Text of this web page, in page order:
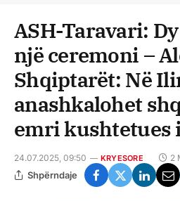
ASH-Taravari:
një ceremoni –
Shqiptarët: Në
anashkalohet
emri kushtetues
24.07.2025, 09:50 KRYESORE 2
Shpërndaje